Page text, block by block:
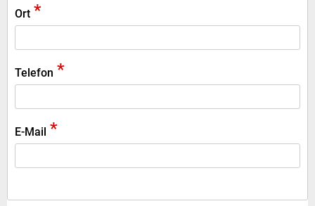
Ort *
Telefon *
E-Mail *